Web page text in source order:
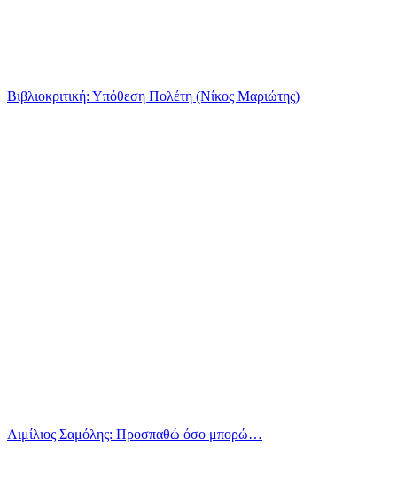
Βιβλιοκριτική: Υπόθεση Πολέτη (Νίκος Μαριώτης)
Αιμίλιος Σαμόλης: Προσπαθώ όσο μπορώ…